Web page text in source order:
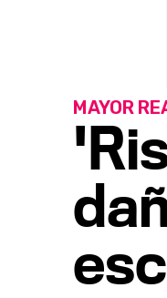
MAYOR